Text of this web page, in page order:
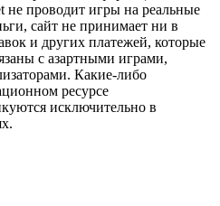
не проводит игры на реальные
сайт не принимает ни в
и других платежей, которые
с азартными играми,
Какие-либо
ресурсе
исключительно в